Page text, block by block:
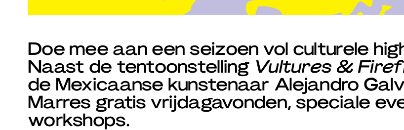
Doe mee aan een seizoen vol culturele
Naast de tentoonstelling Vultures &
de Mexicaanse kunstenaar Alejandro
Marres gratis vrijdagavonden, speciale
workshops.